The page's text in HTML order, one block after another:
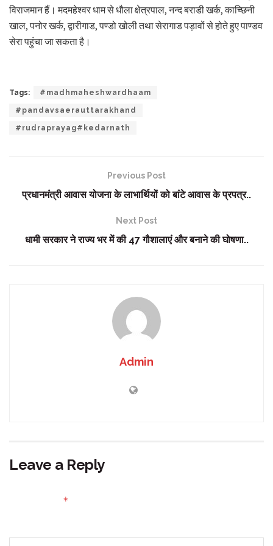
विराजमान हैं। मदमहेश्वर धाम से धौला क्षेत्रपाल, नन्द बराडी खर्क, काच्छिनी
खाल, पनोर खर्क, द्वारीगाड, पण्डो खोली तथा सेरागाड पड़ावों से होते हुए पाण्डव
सेरा पहुंचा जा सकता है।
Tags: #madhmaheshwardhaam
#pandavsaerauttarakhand
#rudraprayag#kedarnath
Previous Post
प्रधानमंत्री आवास योजना के लाभार्थियों को बांटे आवास के प्रपत्र..
Next Post
धामी सरकार ने राज्य भर में की 47 गौशालाएं और बनाने की घोषणा..
Admin
Leave a Reply
*